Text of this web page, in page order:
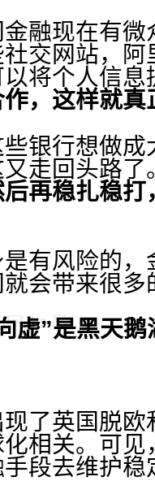
现在有微众
交网站，
将个人信息
，这样就真
行想做成
走回头路了
再稳扎稳
有风险的
会带来很多
虚”是黑天鹅
英国脱欧和
相关。可
段去维护稳